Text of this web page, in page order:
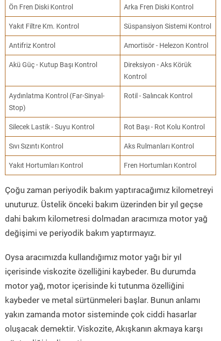
Ön Fren Diski Kontrol Arka Fren Diski Kontrol
Yakıt Filtre Km. Kontrol Süspansiyon Sistemi Kontrol
Antifriz Kontrol Amortisör - Helezon Kontrol
Akü Güç - Kutup Başı Kontrol
Direksiyon - Aks Körük
Kontrol
Aydınlatma Kontrol (Far-Sinyal-
Stop)
Rotil - Salıncak Kontrol
Silecek Lastik - Suyu Kontrol Rot Başı - Rot Kolu Kontrol
Sıvı Sızıntı Kontrol Aks Rulmanları Kontrol
Yakıt Hortumları Kontrol Fren Hortumları Kontrol
Çoğu zaman periyodik bakım yaptıracağımız kilometreyi
unuturuz. Üstelik önceki bakım üzerinden bir yıl geçse
dahi bakım kilometresi dolmadan aracımıza motor yağ
değişimi ve periyodik bakım yaptırmayız.
Oysa aracımızda kullandığımız motor yağı bir yıl
içerisinde viskozite özelliğini kaybeder. Bu durumda
motor yağ, motor içerisinde ki tutunma özelliğini
kaybeder ve metal sürtünmeleri başlar. Bunun anlamı
yakın zamanda motor sisteminde çok ciddi hasarlar
oluşacak demektir. Viskozite, Akışkanın akmaya karşı